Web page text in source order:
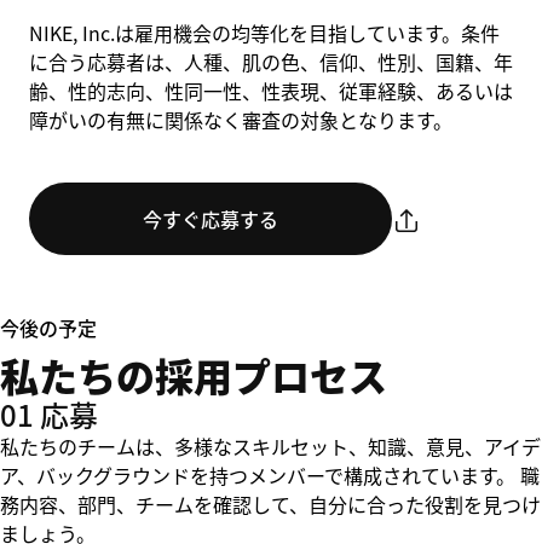
NIKE, Inc.は雇用機会の均等化を目指しています。条件
に合う応募者は、人種、肌の色、信仰、性別、国籍、年
齢、性的志向、性同一性、性表現、従軍経験、あるいは
障がいの有無に関係なく審査の対象となります。
今すぐ応募する
今後の予定
私たちの採用プロセス
01 応募
私たちのチームは、多様なスキルセット、知識、意見、アイデ
ア、バックグラウンドを持つメンバーで構成されています。 職
務内容、部門、チームを確認して、自分に合った役割を見つけ
ましょう。